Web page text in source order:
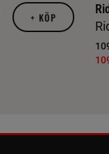
+ KÖP